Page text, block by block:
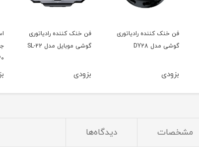
فن خنک کننده رادیاتوری
گوشی مدل DY28
بزودی
فن خنک کننده رادیاتوری
گوشی موبایل مدل SL-22
بزودی
مشخصات دیدگاه‌ها